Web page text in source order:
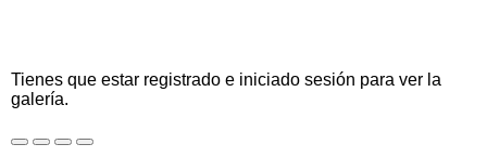
Tienes que estar registrado e iniciado sesión para ver la
galería.